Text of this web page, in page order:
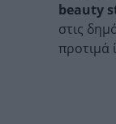
beauty
στις
προτιμά